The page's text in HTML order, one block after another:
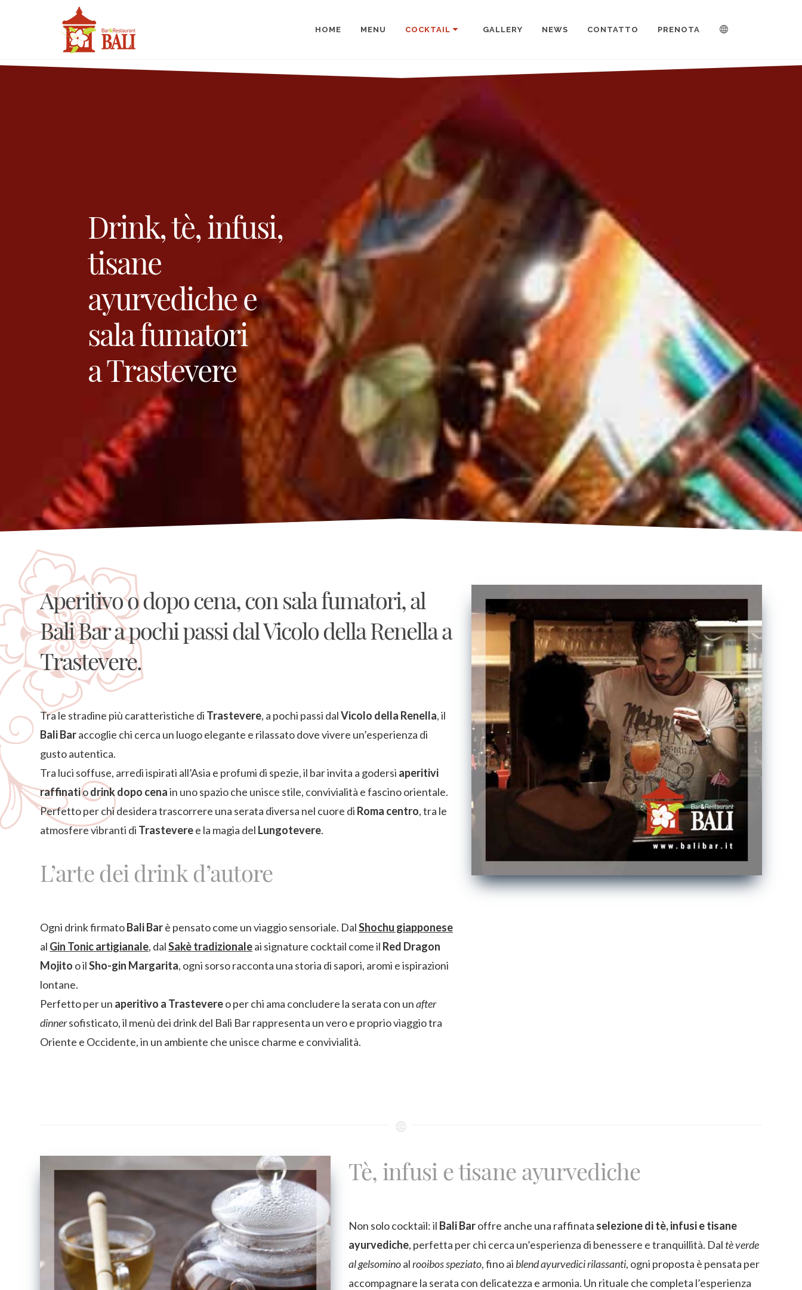
HOME MENU COCKTAIL GALLERY NEWS CONTATTO PRENOTA
Drink, tè, infusi,
tisane
ayurvediche e
sala fumatori
a Trastevere
Aperitivo o dopo cena, con sala fumatori, al
Bali Bar a pochi passi dal Vicolo della Renella a
Trastevere.
Tra le stradine più caratteristiche di Trastevere, a pochi passi dalVicolo della Renella, il
Bali Baraccoglie chi cerca un luogo elegante e rilassato dove vivere un’esperienza di
gusto autentica.
Tra luci soffuse, arredi ispirati all’Asia e profumi di spezie, il bar invita a godersi aperitivi
raffinatiodrink dopo cenain uno spazio che unisce stile, convivialità e fascino orientale.
Perfetto per chi desidera trascorrere una serata diversa nel cuore di Roma centro, tra le
atmosfere vibranti di Trasteveree la magia del Lungotevere.
L’arte dei drink d’autore
Ogni drink firmatoBali Barè pensato come un viaggio sensoriale. DalShochu giapponese
al Gin Tonic artigianale, dalSakè tradizionaleai signature cocktail come il Red Dragon
Mojito o ilSho-gin Margarita, ogni sorso racconta una storia di sapori, aromi e ispirazioni
lontane.
Perfetto per un aperitivo a Trastevereo per chi ama concludere la serata con unafter
dinnersofisticato, il menù dei drink del Bali Bar rappresenta un vero e proprio viaggio tra
Oriente e Occidente, in un ambiente che unisce charme e convivialità.
Tè, infusi e tisane ayurvediche
Non solo cocktail: il Bali Baroffre anche una raffinata selezione di tè, infusi e tisane
ayurvediche, perfetta per chi cerca un’esperienza di benessere e tranquillità. Dal tè verde
al gelsominoalrooibos speziato, fino ai blend ayurvedici rilassanti, ogni proposta è pensata per
accompagnare la serata con delicatezza e armonia. Un rituale che completa l’esperienza